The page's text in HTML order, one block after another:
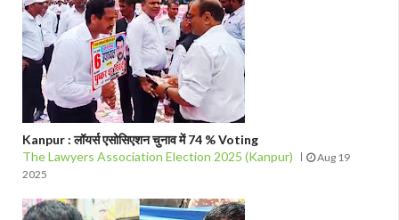
Kanpur : लॉयर्स एसोसिएशन चुनाव में 74 % Voting
The Lawyers Association Election 2025 (Kanpur)
Aug 19
2025